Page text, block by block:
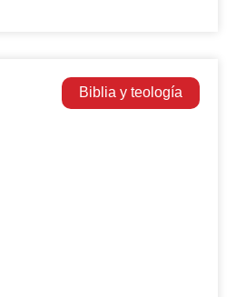
Biblia y teología